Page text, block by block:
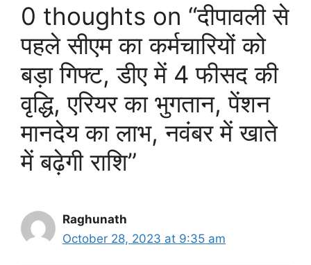
0 thoughts on “दीपावली से
पहले सीएम का कर्मचारियों को
बड़ा गिफ्ट, डीए में 4 फीसद की
वृद्धि, एरियर का भुगतान, पेंशन
मानदेय का लाभ, नवंबर में खाते
में बढ़ेगी राशि”
Raghunath
October 28, 2023 at 9:35 am